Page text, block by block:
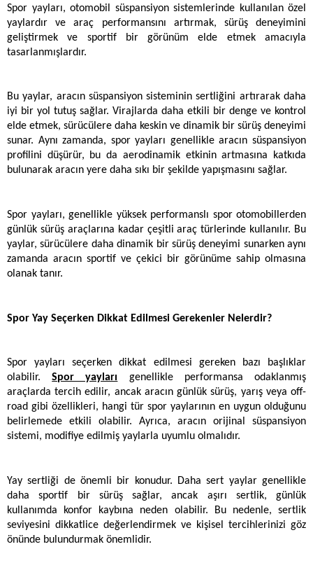
Spor yayları, otomobil süspansiyon sistemlerinde kullanılan özel
yaylardır ve araç performansını artırmak, sürüş deneyimini
geliştirmek ve sportif bir görünüm elde etmek amacıyla
tasarlanmışlardır.
Bu yaylar, aracın süspansiyon sisteminin sertliğini artırarak daha
iyi bir yol tutuş sağlar. Virajlarda daha etkili bir denge ve kontrol
elde etmek, sürücülere daha keskin ve dinamik bir sürüş deneyimi
sunar. Aynı zamanda, spor yayları genellikle aracın süspansiyon
profilini düşürür, bu da aerodinamik etkinin artmasına katkıda
bulunarak aracın yere daha sıkı bir şekilde yapışmasını sağlar.
Spor yayları, genellikle yüksek performanslı spor otomobillerden
günlük sürüş araçlarına kadar çeşitli araç türlerinde kullanılır. Bu
yaylar, sürücülere daha dinamik bir sürüş deneyimi sunarken aynı
zamanda aracın sportif ve çekici bir görünüme sahip olmasına
olanak tanır.
Spor Yay Seçerken Dikkat Edilmesi Gerekenler Nelerdir?
Spor yayları seçerken dikkat edilmesi gereken bazı başlıklar
olabilir. Spor yayları genellikle performansa odaklanmış
araçlarda tercih edilir, ancak aracın günlük sürüş, yarış veya off-
road gibi özellikleri, hangi tür spor yaylarının en uygun olduğunu
belirlemede etkili olabilir. Ayrıca, aracın orijinal süspansiyon
sistemi, modifiye edilmiş yaylarla uyumlu olmalıdır.
Yay sertliği de önemli bir konudur. Daha sert yaylar genellikle
daha sportif bir sürüş sağlar, ancak aşırı sertlik, günlük
kullanımda konfor kaybına neden olabilir. Bu nedenle, sertlik
seviyesini dikkatlice değerlendirmek ve kişisel tercihlerinizi göz
önünde bulundurmak önemlidir.